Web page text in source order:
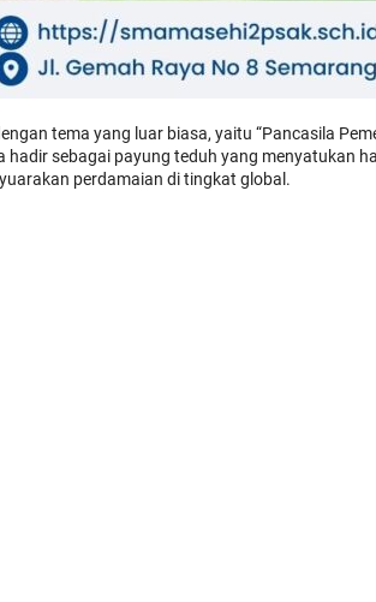
tema yang luar biasa, yaitu “Pancasila
hadir sebagai payung teduh yang menyatukan
perdamaian di tingkat global.